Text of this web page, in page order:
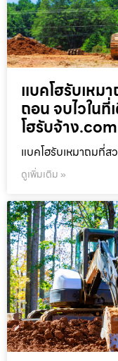
แบคโฮรับเหม
ถอน จบไวในที่
โฮรับจ้าง.com
แบคโฮรับเหมาถมที่
ดูเพิ่มเติม »